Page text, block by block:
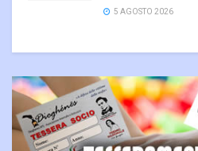
5 AGOSTO 2026